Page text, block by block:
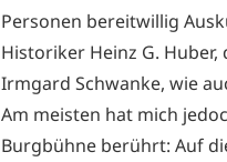
Personen bereitwillig
Historiker Heinz G.
Irmgard Schwanke, wie
Am meisten hat mich
Burgbühne berührt: Auf